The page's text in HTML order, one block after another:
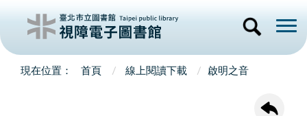
首頁 線上閱讀下載 啟明之音